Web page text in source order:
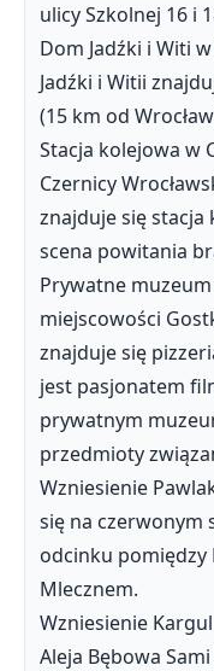
ulicy Szkolnej 16 i
Dom Jadźki i Witi
Jadźki i Witii
(15 km od
Stacja kolejowa w
Czernicy
znajduje się stacja
scena powitania
Prywatne
miejscowości
znajduje się
jest pasjonatem
prywatnym
przedmioty
Wzniesienie
się na czerwonym
odcinku pomiędzy
Mlecznem.
Wzniesienie
Aleja Bębowa